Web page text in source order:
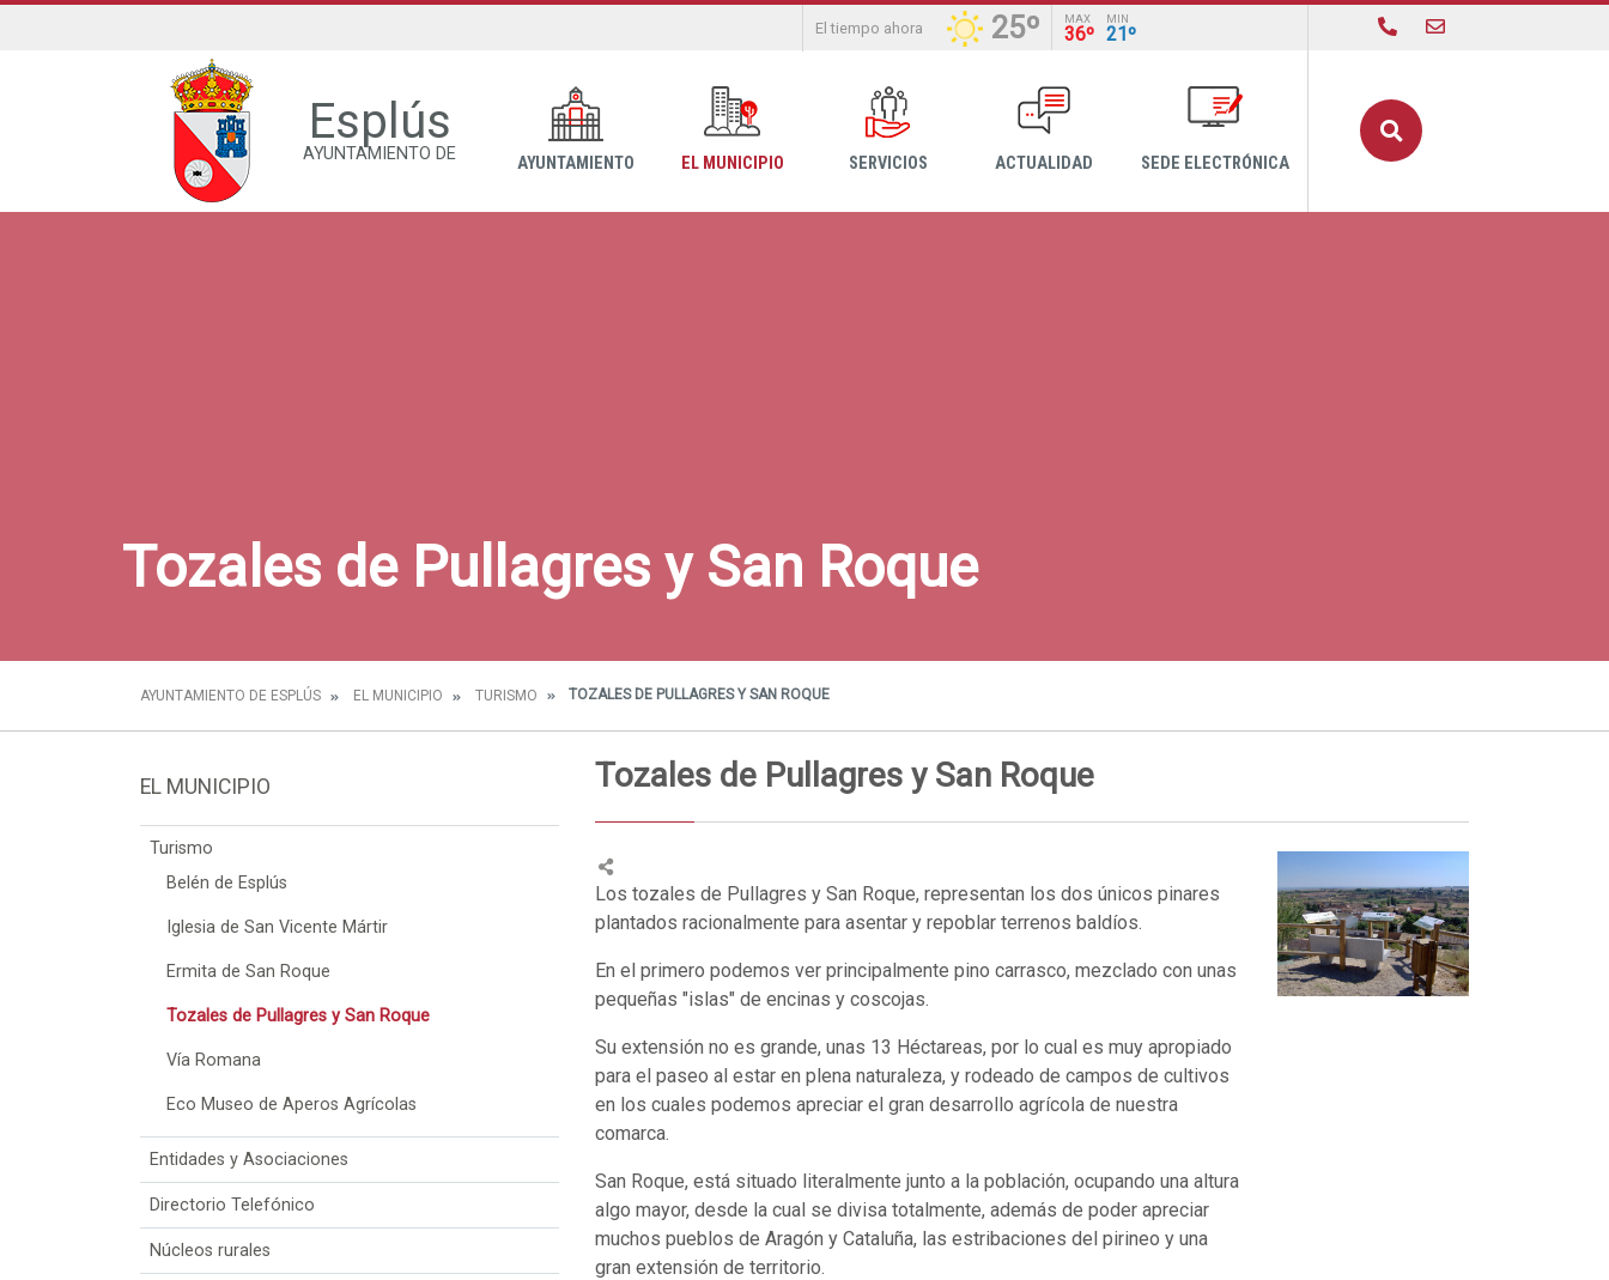
El tiempo ahora 25º MAX
36º
MIN
21º
Esplús
AYUNTAMIENTO DE AYUNTAMIENTO EL MUNICIPIO SERVICIOS ACTUALIDAD SEDE ELECTRÓNICA
Tozales de Pullagres y San Roque
AYUNTAMIENTO DE ESPLÚS EL MUNICIPIO TURISMO TOZALES DE PULLAGRES Y SAN ROQUE
EL MUNICIPIO
Turismo
Belén de Esplús
Iglesia de San Vicente Mártir
Ermita de San Roque
Tozales de Pullagres y San Roque
Vía Romana
Eco Museo de Aperos Agrícolas
Entidades y Asociaciones
Directorio Telefónico
Núcleos rurales
Tozales de Pullagres y San Roque
Los tozales de Pullagres y San Roque, representan los dos únicos pinares
plantados racionalmente para asentar y repoblar terrenos baldíos.
En el primero podemos ver principalmente pino carrasco, mezclado con unas
pequeñas "islas" de encinas y coscojas.
Su extensión no es grande, unas 13 Héctareas, por lo cual es muy apropiado
para el paseo al estar en plena naturaleza, y rodeado de campos de cultivos
en los cuales podemos apreciar el gran desarrollo agrícola de nuestra
comarca.
San Roque, está situado literalmente junto a la población, ocupando una altura
algo mayor, desde la cual se divisa totalmente, además de poder apreciar
muchos pueblos de Aragón y Cataluña, las estribaciones del pirineo y una
gran extensión de territorio.